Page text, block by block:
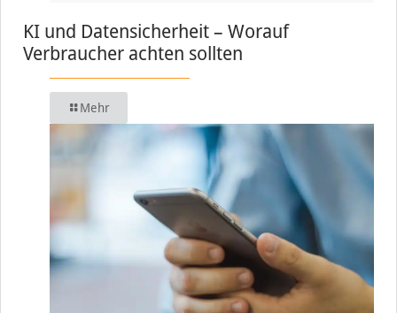
KI und Datensicherheit – Worauf
Verbraucher achten sollten
Mehr